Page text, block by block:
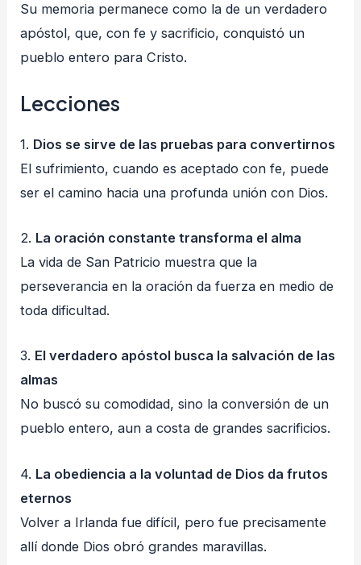
Su memoria permanece como la de un verdadero
apóstol, que, con fe y sacrificio, conquistó un
pueblo entero para Cristo.
Lecciones
1. Dios se sirve de las pruebas para convertirnos
El sufrimiento, cuando es aceptado con fe, puede
ser el camino hacia una profunda unión con Dios.
2. La oración constante transforma el alma
La vida de San Patricio muestra que la
perseverancia en la oración da fuerza en medio de
toda dificultad.
3. El verdadero apóstol busca la salvación de las
almas
No buscó su comodidad, sino la conversión de un
pueblo entero, aun a costa de grandes sacrificios.
4. La obediencia a la voluntad de Dios da frutos
eternos
Volver a Irlanda fue difícil, pero fue precisamente
allí donde Dios obró grandes maravillas.